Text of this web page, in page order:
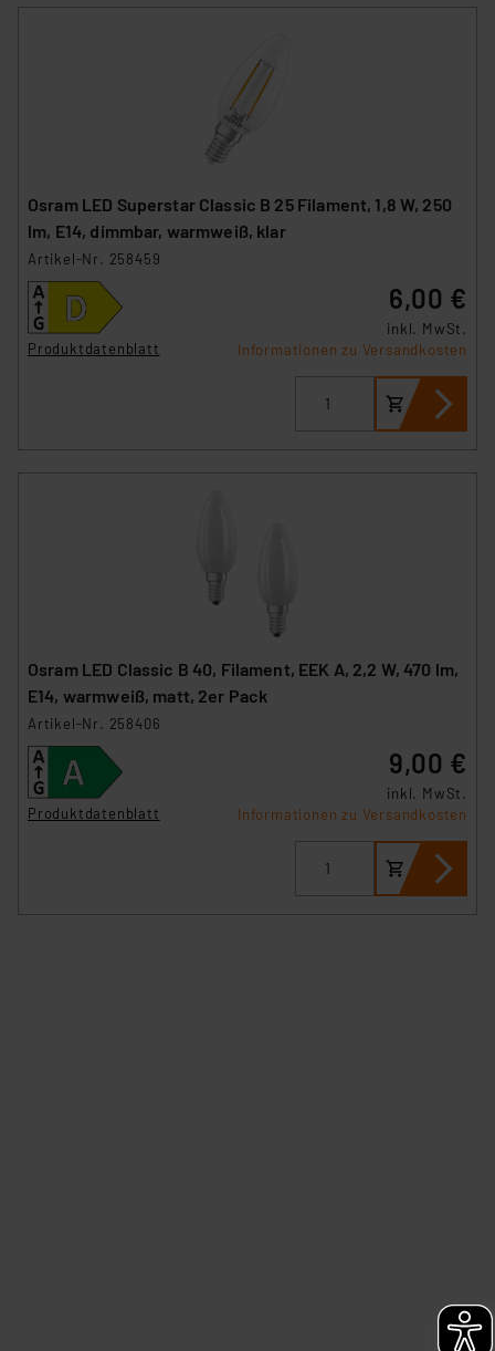
Osram LED Superstar Classic B 25 Filament, 1,8 W, 250
lm, E14, dimmbar, warmweiß, klar
Artikel-Nr. 258459
Produktdatenblatt
6,00 €
inkl. MwSt.
Informationen zu Versandkosten
Osram LED Classic B 40, Filament, EEK A, 2,2 W, 470 lm,
E14, warmweiß, matt, 2er Pack
Artikel-Nr. 258406
Produktdatenblatt
9,00 €
inkl. MwSt.
Informationen zu Versandkosten